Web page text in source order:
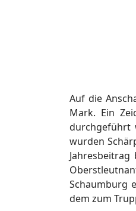
Auf die
Mark. Ein
durchgeführt
wurden
Schaumburg
dem zum